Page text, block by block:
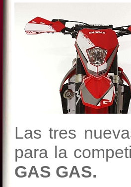
Las tres
para la
GAS GAS.